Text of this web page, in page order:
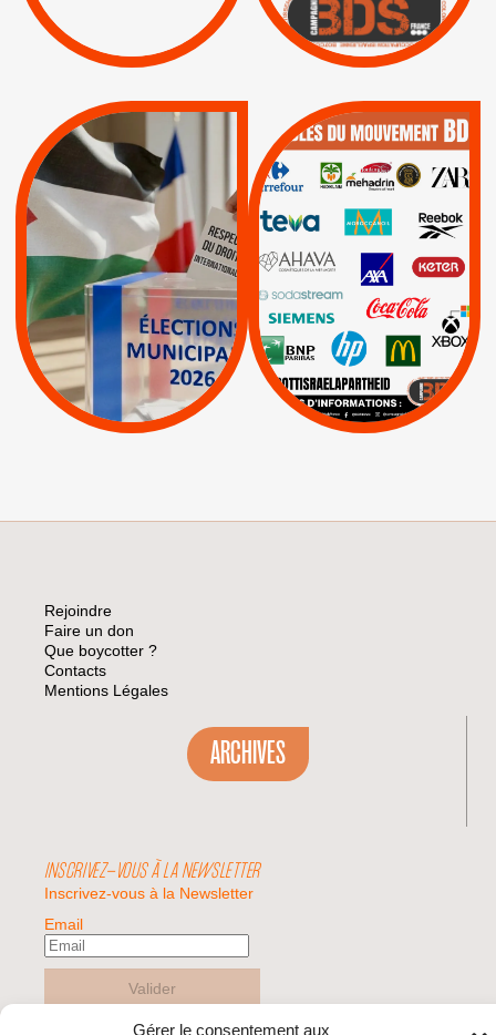
Gérer le consentement aux
| Pétitions
Lettres d'interpellation
MUNICIPALES 2026 :
JE VOTE POUR LE
RESPECT DU DROIT
INTERNATIONAL EN
PALESTINE
APPELS | Actus |
Espaces Sans
Apartheid
| Lettres d'interpellation
QUE BOYCOTTER ?
BOYCOTT /
AXA BNP | CAF |
Carrefour | HP |
Keter |
Livres et brochures |
Mehadrin | PUMA
Sodastream |
Visuels, tracts,
affiches,...
Rejoindre
Faire un don
Que boycotter ?
Contacts
Mentions Légales
ARCHIVES
INSCRIVEZ-VOUS À LA NEWSLETTER
Inscrivez-vous à la Newsletter
Email
Valider